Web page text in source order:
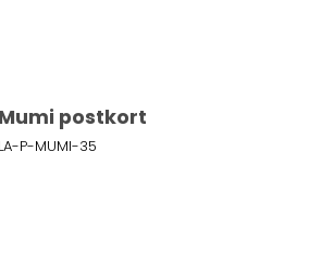
Mumi postkort
LA-P-MUMI-35